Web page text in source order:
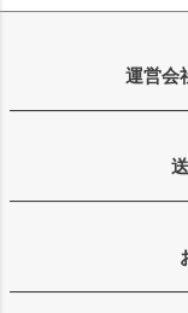
運営会